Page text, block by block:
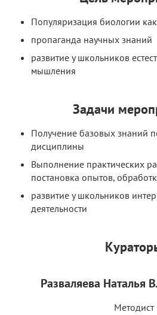
Популяризация биологии
пропаганда научных знаний
развитие у школьников
мышления
Задачи
Получение базовых знаний
дисциплины
Выполнение практических
постановка опытов,
развитие у школьников
деятельности
Разваляева Наталья
Методист